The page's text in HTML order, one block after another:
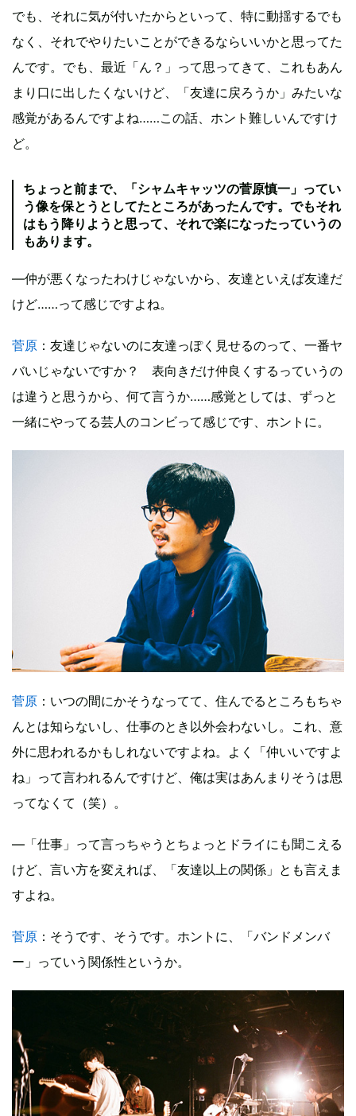
でも、それに気が付いたからといって、特に動揺するでも
なく、それでやりたいことができるならいいかと思ってた
んです。でも、最近「ん？」って思ってきて、これもあん
まり口に出したくないけど、「友達に戻ろうか」みたいな
感覚があるんですよね……この話、ホント難しいんですけ
ど。
ちょっと前まで、「シャムキャッツの菅原慎一」ってい
う像を保とうとしてたところがあったんです。でもそれ
はもう降りようと思って、それで楽になったっていうの
もあります。
―仲が悪くなったわけじゃないから、友達といえば友達だ
けど……って感じですよね。
菅原 ：友達じゃないのに友達っぽく見せるのって、一番ヤ
バいじゃないですか？ 表向きだけ仲良くするっていうの
は違うと思うから、何て言うか……感覚としては、ずっと
一緒にやってる芸人のコンビって感じです、ホントに。
菅原 ：いつの間にかそうなってて、住んでるところもちゃ
んとは知らないし、仕事のとき以外会わないし。これ、意
外に思われるかもしれないですよね。よく「仲いいですよ
ね」って言われるんですけど、俺は実はあんまりそうは思
ってなくて（笑）。
―「仕事」って言っちゃうとちょっとドライにも聞こえる
けど、言い方を変えれば、「友達以上の関係」とも言えま
すよね。
菅原 ：そうです、そうです。ホントに、「バンドメンバ
ー」っていう関係性というか。